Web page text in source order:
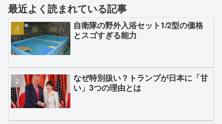
最近よく読まれている記事
自衛隊の野外入浴セット1/2型の価格
とスゴすぎる能力
なぜ特別扱い？トランプが日本に「甘
い」3つの理由とは